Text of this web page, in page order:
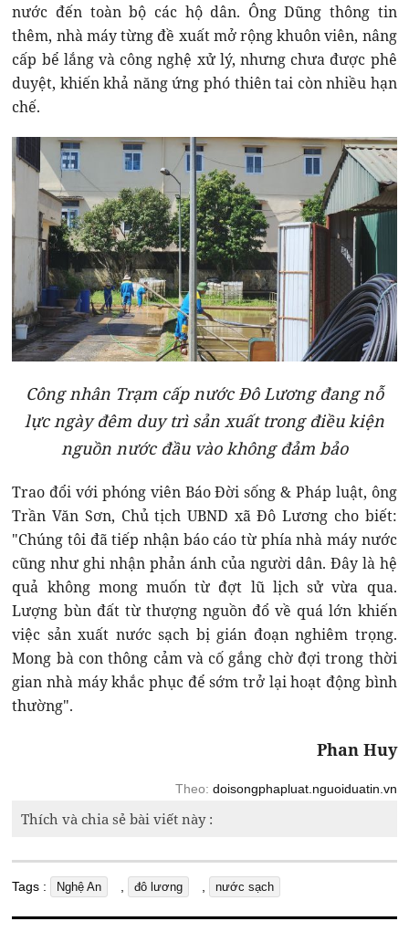
nước đến toàn bộ các hộ dân. Ông Dũng thông tin
thêm, nhà máy từng đề xuất mở rộng khuôn viên, nâng
cấp bể lắng và công nghệ xử lý, nhưng chưa được phê
duyệt, khiến khả năng ứng phó thiên tai còn nhiều hạn
chế.
Công nhân Trạm cấp nước Đô Lương đang nỗ
lực ngày đêm duy trì sản xuất trong điều kiện
nguồn nước đầu vào không đảm bảo
Trao đổi với phóng viên Báo Đời sống & Pháp luật, ông
Trần Văn Sơn, Chủ tịch UBND xã Đô Lương cho biết:
"Chúng tôi đã tiếp nhận báo cáo từ phía nhà máy nước
cũng như ghi nhận phản ánh của người dân. Đây là hệ
quả không mong muốn từ đợt lũ lịch sử vừa qua.
Lượng bùn đất từ thượng nguồn đổ về quá lớn khiến
việc sản xuất nước sạch bị gián đoạn nghiêm trọng.
Mong bà con thông cảm và cố gắng chờ đợi trong thời
gian nhà máy khắc phục để sớm trở lại hoạt động bình
thường".
Phan Huy
Theo: doisongphapluat.nguoiduatin.vn
Thích và chia sẻ bài viết này :
Tags : Nghệ An đô lương nước sạch